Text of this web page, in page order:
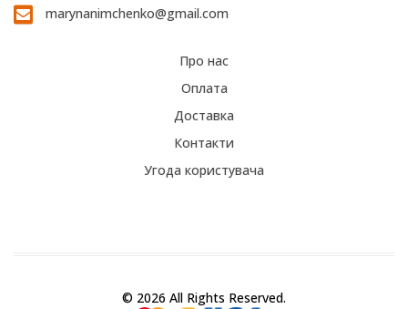
marynanimchenko@gmail.com
Про нас
Оплата
Доставка
Контакти
Угода користувача
© 2026 All Rights Reserved.